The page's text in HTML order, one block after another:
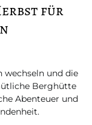
für
wechseln und die
Berghütte
Abenteuer und